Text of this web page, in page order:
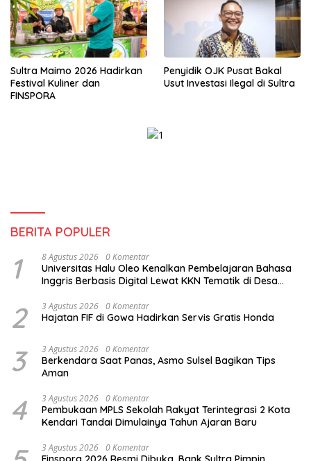
Sultra Maimo 2026 Hadirkan
Festival Kuliner dan
FINSPORA
Penyidik OJK Pusat Bakal
Usut Investasi Ilegal di Sultra
BERITA POPULER
1 8 Agustus 2026 0 Komentar
Universitas Halu Oleo Kenalkan Pembelajaran Bahasa
Inggris Berbasis Digital Lewat KKN Tematik di Desa
2 3 Agustus 2026 0 Komentar
Hajatan FIF di Gowa Hadirkan Servis Gratis Honda
3 3 Agustus 2026 0 Komentar
Berkendara Saat Panas, Asmo Sulsel Bagikan Tips
Aman
4 3 Agustus 2026 0 Komentar
Pembukaan MPLS Sekolah Rakyat Terintegrasi 2 Kota
Kendari Tandai Dimulainya Tahun Ajaran Baru
3 Agustus 2026 0 Komentar